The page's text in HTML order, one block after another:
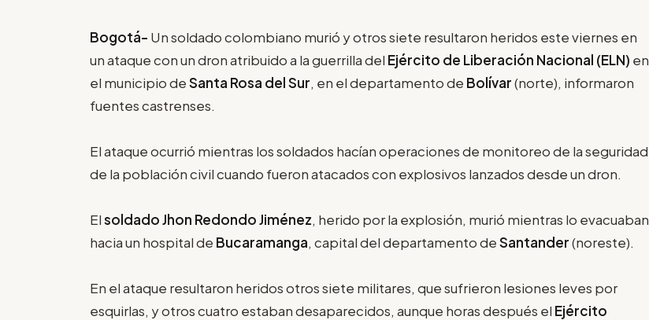
Bogotá- Un soldado colombiano murió y otros siete resultaron heridos este viernes en
un ataque con un dron atribuido a la guerrilla del Ejército de Liberación Nacional (ELN) en
el municipio deSanta Rosa del Sur, en el departamento de Bolívar(norte), informaron
fuentes castrenses.
El ataque ocurrió mientras los soldados hacían operaciones de monitoreo de la seguridad
de la población civil cuando fueron atacados con explosivos lanzados desde un dron.
Elsoldado Jhon Redondo Jiménez, herido por la explosión, murió mientras lo evacuaban
hacia un hospital de Bucaramanga, capital del departamento deSantander(noreste).
En el ataque resultaron heridos otros siete militares, que sufrieron lesiones leves por
esquirlas, y otros cuatro estaban desaparecidos, aunque horas después el Ejército